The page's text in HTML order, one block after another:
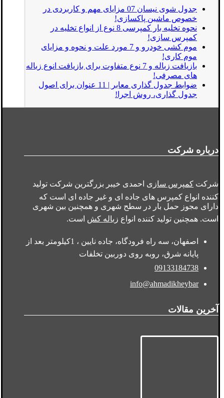
جدول شوی نیسان 07 مزایای مهم و کاربردی در
خصوص ماشین پاکسازی!
نحوه تخلیه بار کمپرسی 8 نوع از انواع تخلیه در
کمپرس سازی!
موم کشی خودرو و 7 مورد علت و نحوه و مزایای
موم کاری!
بازیافت زباله و 7 نوع متفاوت برای بازیافت انوع زباله
های مصرفی!
ضوابط جدول گذاری معابر | 11 عنوان برای اصول
جدول گذاری، روش اجرا!
درباره شرکت
شرکت کمپرس سازی احمدی خیبر بزرگترین شرکت تولید
کننده انواع کمپرس های جاده ای و غیر جاده ای است که
دارای مجوز حمل بار در سطح شهری و همچنین بین شهری
است. همچنین تولید کننده انواع زباله کش است.
اصفهان، سه راه فرودگاه، جاده نایین ، 1کیلومتر بعد از
پایانه شرق، روبه روی دوربین تخلفات
09133184738
info@ahmadikheybar
آخرین مقالات